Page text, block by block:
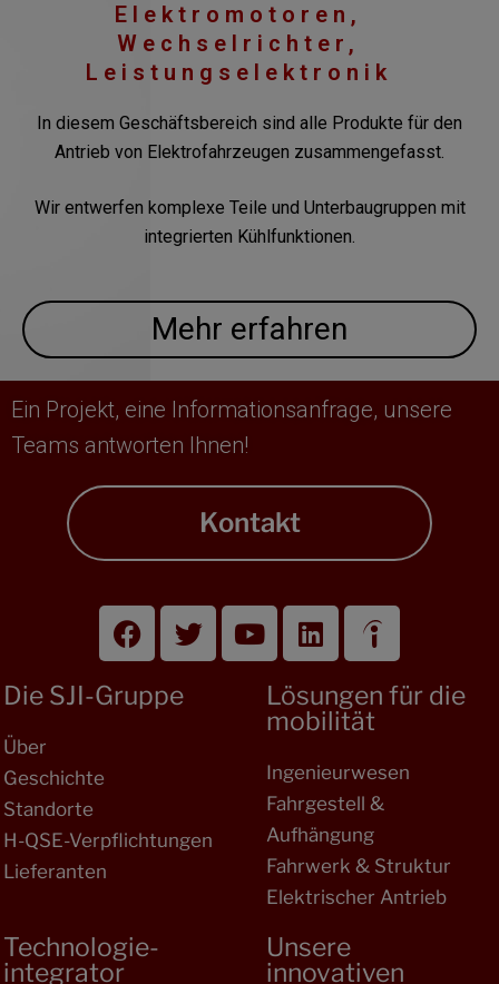
Elektromotoren,
Wechselrichter,
Leistungselektronik
In diesem Geschäftsbereich sind alle Produkte für den
Antrieb von Elektrofahrzeugen zusammengefasst.
Wir entwerfen komplexe Teile und Unterbaugruppen mit
integrierten Kühlfunktionen.
Mehr erfahren
Ein Projekt, eine Informationsanfrage, unsere
Teams antworten Ihnen!
Kontakt
Die SJI-Gruppe
Über
Geschichte
Standorte
H-QSE-Verpflichtungen
Lieferanten
Lösungen für die
mobilität
Ingenieurwesen
Fahrgestell &
Aufhängung
Fahrwerk & Struktur
Elektrischer Antrieb
Technologie-
integrator
Unsere
innovativen